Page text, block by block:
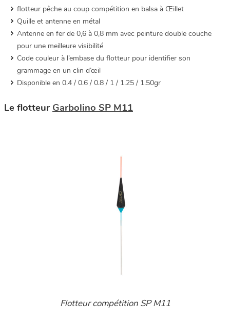
flotteur pêche au coup compétition en balsa à Œillet
Quille et antenne en métal
Antenne en fer de 0,6 à 0,8 mm avec peinture double couche
pour une meilleure visibilité
Code couleur à l’embase du flotteur pour identifier son
grammage en un clin d’œil
Disponible en 0.4 / 0.6 / 0.8 / 1 / 1.25 / 1.50gr
Le flotteurGarbolino SP M11
Flotteur compétition SP M11